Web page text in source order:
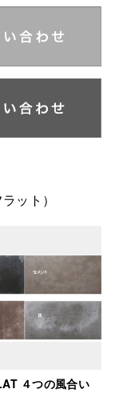
ット）
４つの風合い